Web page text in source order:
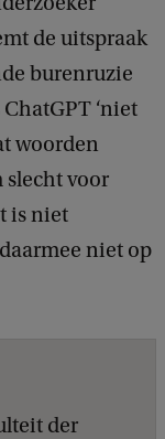
de uitspraak
burenruzie
‘niet
woorden
slecht voor
is niet
niet op
der